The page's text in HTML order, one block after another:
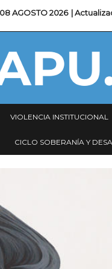
08 AGOSTO 2026 |
VIOLENCIA INSTITUCIONAL
CICLO SOBERANÍA Y